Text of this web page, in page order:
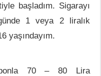
başladım. Sigarayı
1 veya 2 liralık
yaşındayım.
70 – 80 Lira